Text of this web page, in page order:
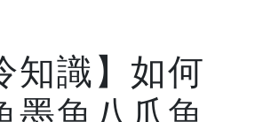
知識】如何
墨魚八爪魚